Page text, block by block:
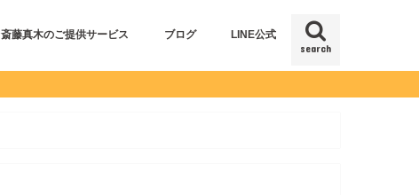
search
斎藤真木のご提供サービス ブログ
仕事コラム
LINE公式